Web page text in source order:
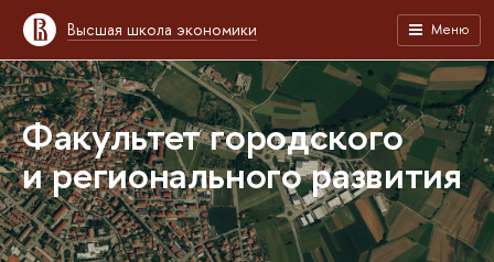
Высшая школа экономики Меню
Факультет городского
и регионального развития